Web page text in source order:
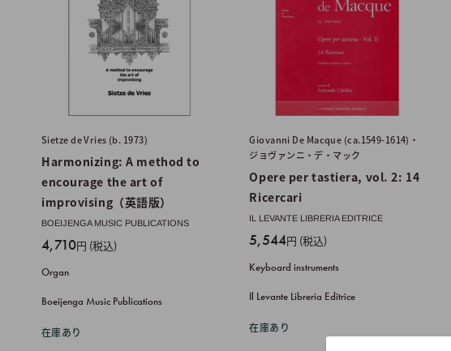
Sietze de Vries (b. 1973)
Harmonizing: A method to
encourage the art of
improvising（英語版）
BOEIJENGA MUSIC PUBLICATIONS
販
価
格
4,710円 (税込)
Organ
Boeijenga Music Publications
在庫あり
Giovanni De Macque (ca.1549-1614)・
ジョヴァンニ・デ・マック
Opere per tastiera, vol. 2: 14
Ricercari
IL LEVANTE LIBRERIA EDITRICE
販
価
格
5,544円 (税込)
Keyboard instruments
Il Levante Libreria Editrice
在庫あり